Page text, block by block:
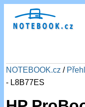
NOTEBOOK.cz /
- L8B77ES